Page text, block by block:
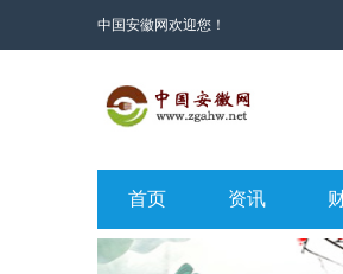
中国安徽网欢迎您！
首页 资讯